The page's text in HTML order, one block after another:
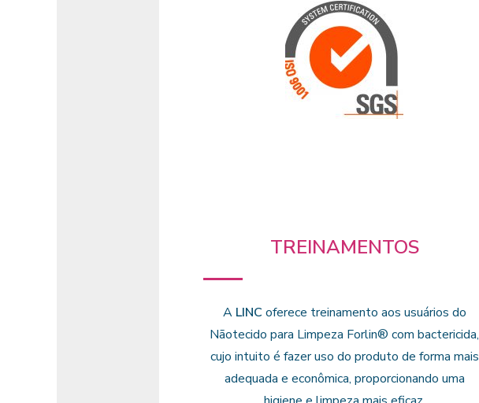
TREINAMENTOS
A LINC oferece treinamento aos usuários do
Nãotecido para Limpeza Forlin® com bactericida,
cujo intuito é fazer uso do produto de forma mais
adequada e econômica, proporcionando uma